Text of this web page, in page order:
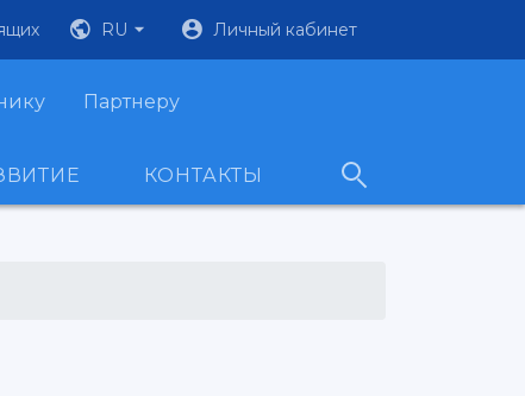
RU Личный кабинет
Партнеру
КОНТАКТЫ